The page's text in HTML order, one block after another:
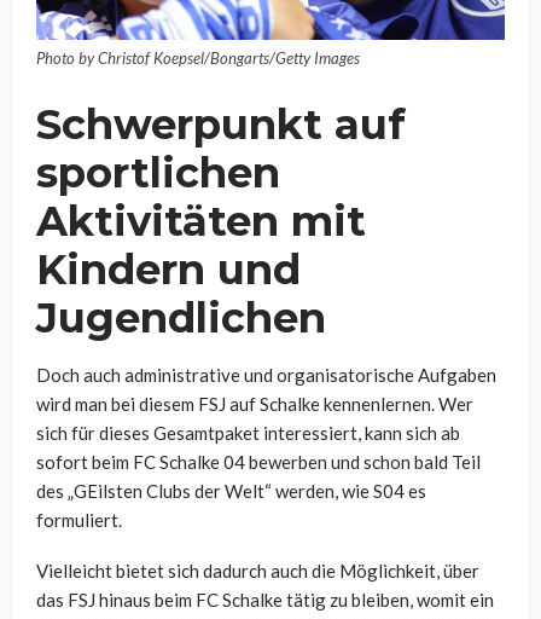
Photo by Christof Koepsel/Bongarts/Getty Images
Schwerpunkt auf
sportlichen
Aktivitäten mit
Kindern und
Jugendlichen
Doch auch administrative und organisatorische Aufgaben
wird man bei diesem FSJ auf Schalke kennenlernen. Wer
sich für dieses Gesamtpaket interessiert, kann sich ab
sofort beim FC Schalke 04 bewerben und schon bald Teil
des „GEilsten Clubs der Welt“ werden, wie S04 es
formuliert.
Vielleicht bietet sich dadurch auch die Möglichkeit, über
das FSJ hinaus beim FC Schalke tätig zu bleiben, womit ein